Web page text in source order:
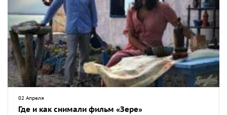
02 Апреля
Где и как снимали фильм «Зере»